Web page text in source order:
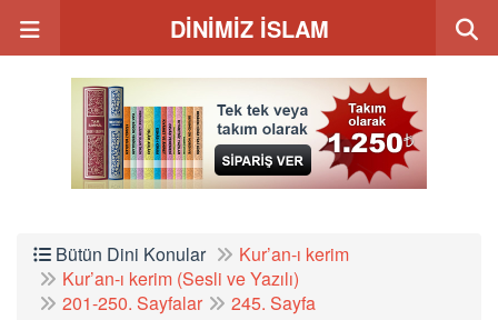
DİNİMİZ İSLAM
Bütün Dini Konular
Kur’an-ı kerim
Kur’an-ı kerim (Sesli ve Yazılı)
201-250. Sayfalar
245. Sayfa